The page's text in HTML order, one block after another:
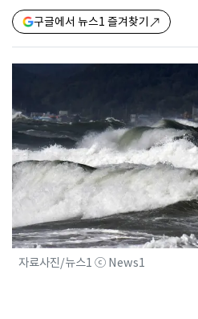
구글에서 뉴스1 즐겨찾기
자료사진/뉴스1 ⓒ News1